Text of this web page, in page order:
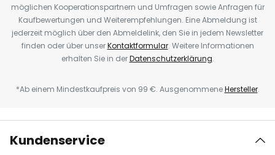
möglichen Kooperationspartnern und Umfragen sowie Anfragen für
Kaufbewertungen und Weiterempfehlungen. Eine Abmeldung ist
jederzeit möglich über den Abmeldelink, den Sie in jedem Newsletter
finden oder über unserKontaktformular. Weitere Informationen
erhalten Sie in derDatenschutzerklärung.
*Ab einem Mindestkaufpreis von 99 €. AusgenommeneHersteller.
Kundenservice